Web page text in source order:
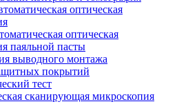
оптическая
оптическая
паяльной пасты
выводного монтажа
покрытий
тест
сканирующая микроскопия